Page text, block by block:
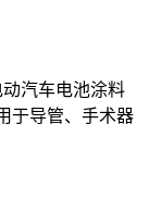
汽车电池涂料
于导管、手术器